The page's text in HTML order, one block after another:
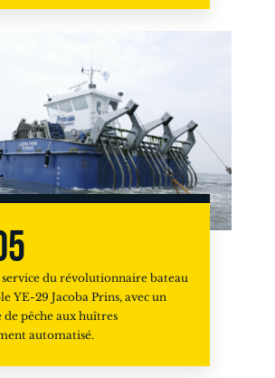
service du révolutionnaire bateau
YE-29 Jacoba Prins, avec un
de pêche aux huîtres
automatisé.